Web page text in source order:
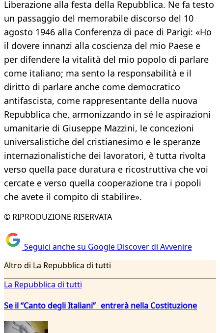
Liberazione alla festa della Repubblica. Ne fa testo
un passaggio del memorabile discorso del 10
agosto 1946 alla Conferenza di pace di Parigi: «Ho
il dovere innanzi alla coscienza del mio Paese e
per difendere la vitalità del mio popolo di parlare
come italiano; ma sento la responsabilità e il
diritto di parlare anche come democratico
antifascista, come rappresentante della nuova
Repubblica che, armonizzando in sé le aspirazioni
umanitarie di Giuseppe Mazzini, le concezioni
universalistiche del cristianesimo e le speranze
internazionalistiche dei lavoratori, è tutta rivolta
verso quella pace duratura e ricostruttiva che voi
cercate e verso quella cooperazione tra i popoli
che avete il compito di stabilire».
© RIPRODUZIONE RISERVATA
Seguici anche su Google Discover di Avvenire
Altro di La Repubblica di tutti
La Repubblica di tutti
Se il “Canto degli Italiani” entrerà nella Costituzione